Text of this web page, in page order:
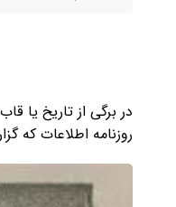
روزنامه اطلاعات که